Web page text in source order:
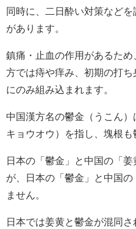
同時に、二日酔い対策など
があります。
鎮痛・止血の作用があるた
方では痔や痒み、初期の打
にのみ組み込まれます。
中国漢方名の鬱金（うこん
キョウオウ）を指し、塊根も
日本の「鬱金」と中国の「
が、日本の「鬱金」と中国
ません。
日本では姜黄と鬱金が混同さ